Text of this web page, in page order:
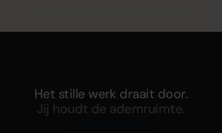
Het stille werk draait door.
Jij houdt de ademruimte.